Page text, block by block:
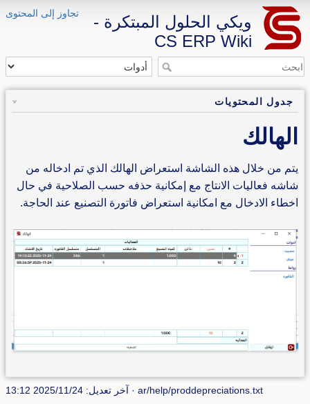
تجاوز إلى المحتوى
ويكي الحلول المبتكرة -
CS ERP Wiki
جدول المحتويات
الهالك
يتم من خلال هذه الشاشة استعراض الهالك الذي تم ادخاله من
شاشه فعاليات الانتاج مع إمكانية حذفه حسب الصلاحية في حال
اخطاء الادخال مع امكانية استعراض فاتورة التصنيع عند الحاجة.
ar/help/proddepreciations.txt · آخر تعديل: 2025/11/24 13:12